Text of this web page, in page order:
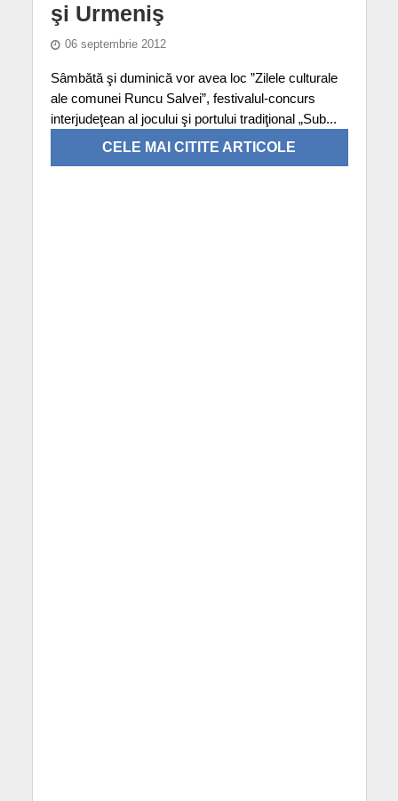
şi Urmeniş
06 septembrie 2012
Sâmbătă şi duminică vor avea loc ”Zilele culturale
ale comunei Runcu Salvei”, festivalul-concurs
interjudeţean al jocului şi portului tradiţional „Sub...
CELE MAI CITITE ARTICOLE